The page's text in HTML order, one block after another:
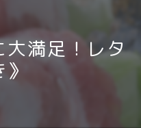
大満足！レタ